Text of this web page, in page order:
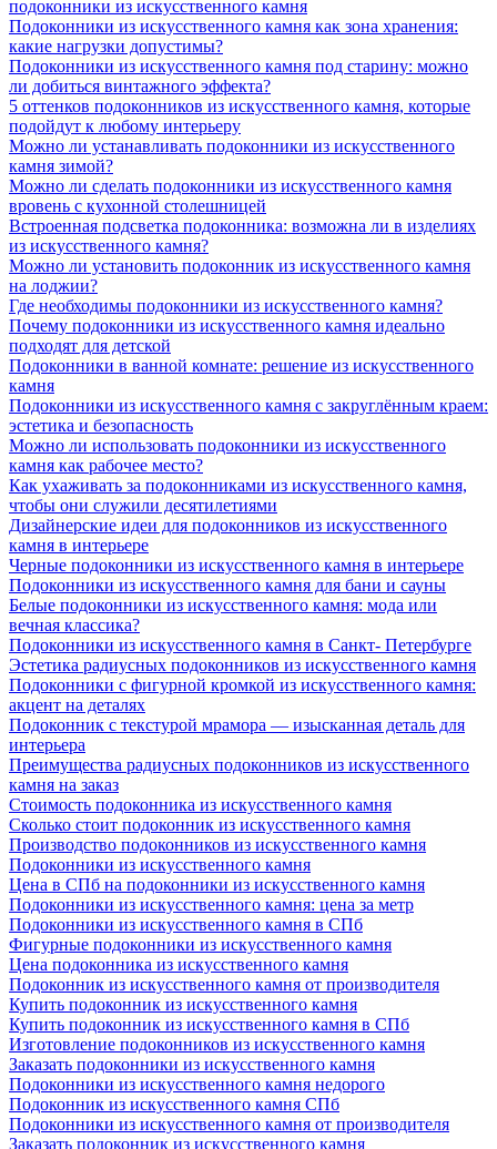
подоконники из искусственного камня
Подоконники из искусственного камня как зона хранения:
какие нагрузки допустимы?
Подоконники из искусственного камня под старину: можно
ли добиться винтажного эффекта?
5 оттенков подоконников из искусственного камня, которые
подойдут к любому интерьеру
Можно ли устанавливать подоконники из искусственного
камня зимой?
Можно ли сделать подоконники из искусственного камня
вровень с кухонной столешницей
Встроенная подсветка подоконника: возможна ли в изделиях
из искусственного камня?
Можно ли установить подоконник из искусственного камня
на лоджии?
Где необходимы подоконники из искусственного камня?
Почему подоконники из искусственного камня идеально
подходят для детской
Подоконники в ванной комнате: решение из искусственного
камня
Подоконники из искусственного камня с закруглённым краем:
эстетика и безопасность
Можно ли использовать подоконники из искусственного
камня как рабочее место?
Как ухаживать за подоконниками из искусственного камня,
чтобы они служили десятилетиями
Дизайнерские идеи для подоконников из искусственного
камня в интерьере
Черные подоконники из искусственного камня в интерьере
Подоконники из искусственного камня для бани и сауны
Белые подоконники из искусственного камня: мода или
вечная классика?
Подоконники из искусственного камня в Санкт- Петербурге
Эстетика радиусных подоконников из искусственного камня
Подоконники с фигурной кромкой из искусственного камня:
акцент на деталях
Подоконник с текстурой мрамора — изысканная деталь для
интерьера
Преимущества радиусных подоконников из искусственного
камня на заказ
Стоимость подоконника из искусственного камня
Сколько стоит подоконник из искусственного камня
Производство подоконников из искусственного камня
Подоконники из искусственного камня
Цена в СПб на подоконники из искусственного камня
Подоконники из искусственного камня: цена за метр
Подоконники из искусственного камня в СПб
Фигурные подоконники из искусственного камня
Цена подоконника из искусственного камня
Подоконник из искусственного камня от производителя
Купить подоконник из искусственного камня
Купить подоконник из искусственного камня в СПб
Изготовление подоконников из искусственного камня
Заказать подоконники из искусственного камня
Подоконники из искусственного камня недорого
Подоконник из искусственного камня СПб
Подоконники из искусственного камня от производителя
Заказать подоконник из искусственного камня